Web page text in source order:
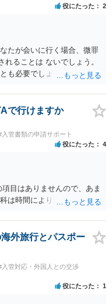
役にたった 2
たが会いに行く場合、微罪
ることは ないでしょう。
も必要でしょう。
で行けますか
入管書類の申請サポート
役にたった 4
目はありませんので、あま
は時間により消えません。
外旅行とパスポー
入管対応・外国人との交渉
役にたった 1